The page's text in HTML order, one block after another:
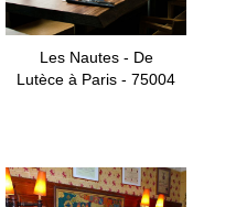
Les Nautes - De
Lutèce à Paris - 75004